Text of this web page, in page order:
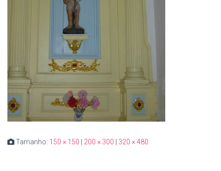
Tamanho: 150 × 150 200 × 300 320 × 480